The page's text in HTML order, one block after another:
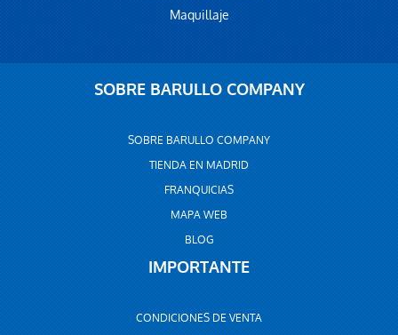
Maquillaje
SOBRE BARULLO COMPANY
SOBRE BARULLO COMPANY
TIENDA EN MADRID
FRANQUICIAS
MAPA WEB
BLOG
IMPORTANTE
CONDICIONES DE VENTA